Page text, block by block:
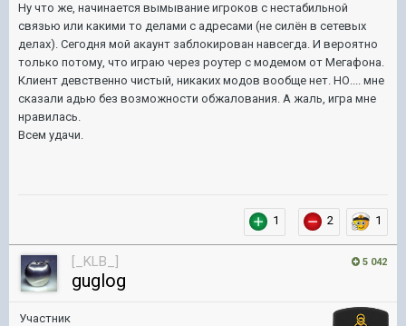
Ну что же, начинается вымывание игроков с нестабильной
связью или какими то делами с адресами (не силён в сетевых
делах). Сегодня мой акаунт заблокирован навсегда. И вероятно
только потому, что играю через роутер с модемом от Мегафона.
Клиент девственно чистый, никаких модов вообще нет. НО.... мне
сказали адью без возможности обжалования. А жаль, игра мне
нравилась.
Всем удачи.
1 2 1
5 042
[_KLB_]
guglog
Участник